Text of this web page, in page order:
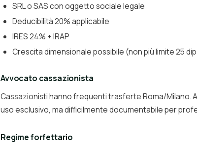
SRL o SAS con oggetto sociale legale
Deducibilità 20% applicabile
IRES 24% + IRAP
Crescita dimensionale possibile (non più limite 25
Avvocato cassazionista
Cassazionisti hanno frequenti trasferte Roma/Milano.
uso esclusivo, ma difficilmente documentabile per
Regime forfettario